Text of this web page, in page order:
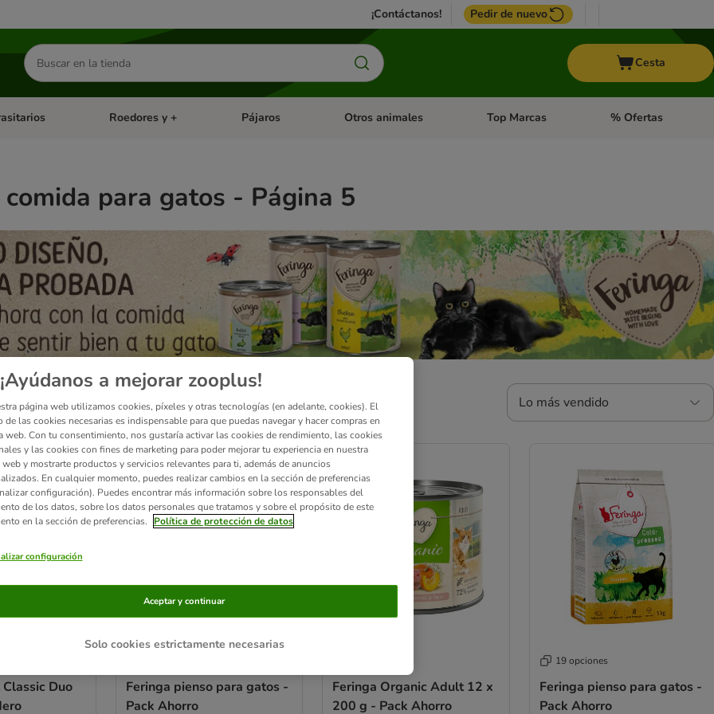
¡Contáctanos! Pedir de nuevo
Buscar
productos
Cesta
abierto: Dieta Vet.Menú de categoria abierto: Antiparasitarios
Roedores y + Menú de categoria abierto: Roedores y +
Pájaros Menú de categoria abierto: Pájaros
Otros animales Menú de categoria abierto: Otros animales
Top Marcas Menú de categoria
% Ofertas
comida para gatos - Página 5
Lo más vendido
been changed
Duo
Feringa pienso para gatos -
Pack Ahorro
Feringa Organic Adult 12 x
200 g - Pack Ahorro
19 opciones
Feringa pienso para gatos -
Pack Ahorro
¡Ayúdanos a mejorar zooplus!
página web utilizamos cookies, píxeles y otras tecnologías (en adelante, cookies). El
de las cookies necesarias es indispensable para que puedas navegar y hacer compras en
web. Con tu consentimiento, nos gustaría activar las cookies de rendimiento, las cookies
y las cookies con fines de marketing para poder mejorar tu experiencia en nuestra
web y mostrarte productos y servicios relevantes para ti, además de anuncios
En cualquier momento, puedes realizar cambios en la sección de preferencias
configuración). Puedes encontrar más información sobre los responsables del
de los datos, sobre los datos personales que tratamos y sobre el propósito de este
en la sección de preferencias.
Política de protección de datos
configuración
Solo cookies estrictamente necesarias
Aceptar y continuar